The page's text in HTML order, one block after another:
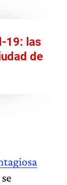
19: las
de
se